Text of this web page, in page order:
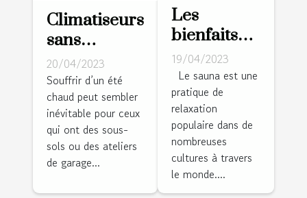
Climatiseurs
sans
conduits :
conseils à
domicile
éprouvés,
vrais et
dignes de
20/04/2023
Souffrir d’un été
chaud peut sembler
inévitable pour ceux
qui ont des sous-
sols ou des ateliers
de garage...
Les
bienfaits
du sauna
pour la
santé et la
relaxation
19/04/2023
Le sauna est une
pratique de
relaxation
populaire dans de
nombreuses
cultures à travers
le monde....